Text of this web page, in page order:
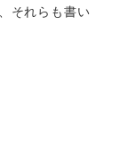
それらも書い